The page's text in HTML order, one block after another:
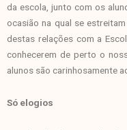
da escola, junto com os
ocasião na qual se
destas relações com a
conhecerem de perto o
alunos são carinhosamente
Só elogios